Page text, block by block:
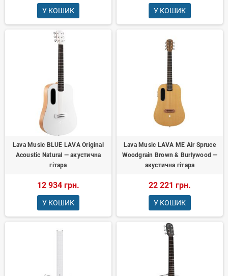
У КОШИК У КОШИК
Lava Music BLUE LAVA Original
Acoustic Natural — акустична
гітара
12 934 грн.
У КОШИК
Lava Music LAVA ME Air Spruce
Woodgrain Brown & Burlywood —
акустична гітара
22 221 грн.
У КОШИК